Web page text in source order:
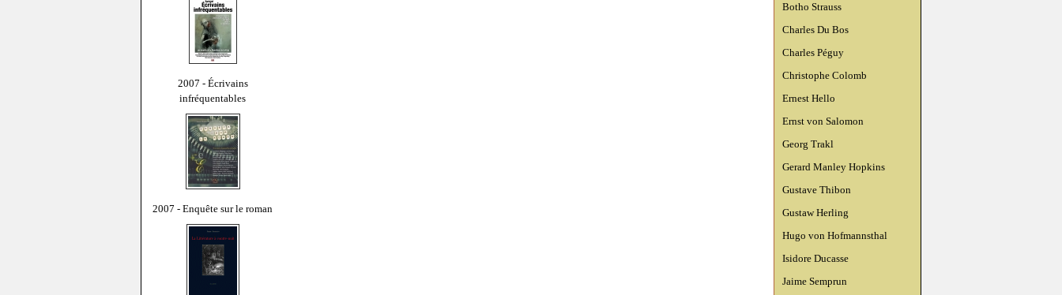
2007 - Écrivains
infréquentables
2007 - Enquête sur le roman
Botho Strauss
Charles Du Bos
Charles Péguy
Christophe Colomb
Ernest Hello
Ernst von Salomon
Georg Trakl
Gerard Manley Hopkins
Gustave Thibon
Gustaw Herling
Hugo von Hofmannsthal
Isidore Ducasse
Jaime Semprun